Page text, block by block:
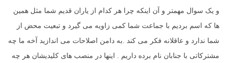
و یک سوال مهمتر و آن اینکه چرا هر کدام از یاران قدیم شما مثل همین
ها که اسم بردیم با جماعت شما کمی زاویه می گیرد و تبعیت محض از
شما ندارد و عاقلانه فکر می کند .به دامن اصلاحات می اندازید آخه ما چه
مشترکاتی با جنابان نام برده داریم . اینها در منصب های کلیدیشان هر چه